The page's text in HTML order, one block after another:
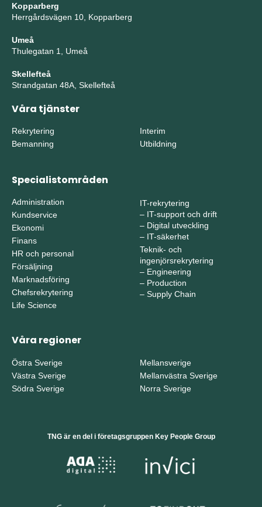
Kopparberg
Herrgårdsvägen 10, Kopparberg
Umeå
Thulegatan 1, Umeå
Skellefteå
Strandgatan 48A, Skellefteå
Våra tjänster
Rekrytering
Bemanning
Interim
Utbildning
Specialistområden
Administration
Kundservice
Ekonomi
Finans
HR och personal
Försäljning
Marknadsföring
Chefsrekrytering
Life Science
IT-rekrytering
– IT-support och drift
– Digital utveckling
– IT-säkerhet
Teknik- och
ingenjörsrekrytering
– Engineering
– Production
– Supply Chain
Våra regioner
Östra Sverige
Västra Sverige
Södra Sverige
Mellansverige
Mellanvästra Sverige
Norra Sverige
TNG är en del i företagsgruppen Key People Group